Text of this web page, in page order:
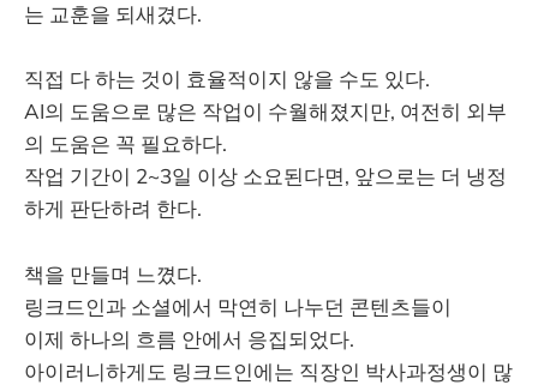
는 교훈을 되새겼다.
직접 다 하는 것이 효율적이지 않을 수도 있다.
AI의 도움으로 많은 작업이 수월해졌지만, 여전히 외부
의 도움은 꼭 필요하다.
작업 기간이 2~3일 이상 소요된다면, 앞으로는 더 냉정
하게 판단하려 한다.
책을 만들며 느꼈다.
링크드인과 소셜에서 막연히 나누던 콘텐츠들이
이제 하나의 흐름 안에서 응집되었다.
아이러니하게도 링크드인에는 직장인 박사과정생이 많